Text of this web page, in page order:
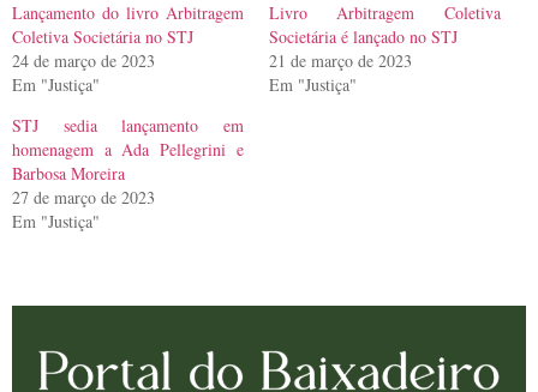
Lançamento do livro Arbitragem
Coletiva Societária no STJ
24 de março de 2023
Em "Justiça"
Livro Arbitragem Coletiva
Societária é lançado no STJ
21 de março de 2023
Em "Justiça"
STJ sedia lançamento em
homenagem a Ada Pellegrini e
Barbosa Moreira
27 de março de 2023
Em "Justiça"